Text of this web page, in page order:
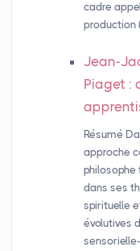
cadre
production
Jean-
Piaget :
Résumé
approche
philosophe
dans ses
spirituelle
évolutives